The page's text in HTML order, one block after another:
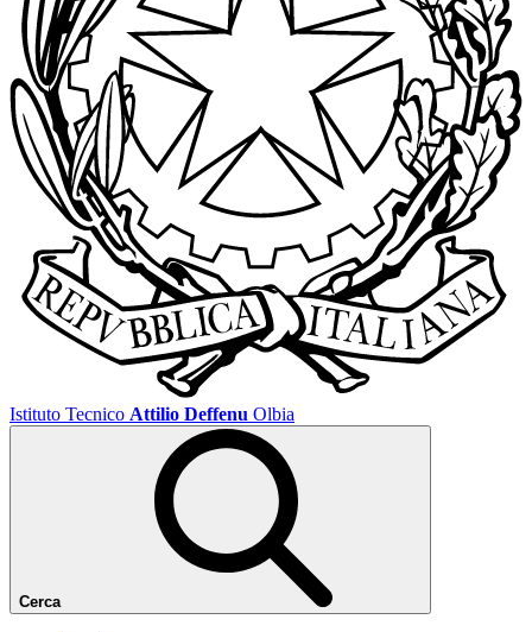
Istituto Tecnico Attilio Deffenu Olbia
Cerca